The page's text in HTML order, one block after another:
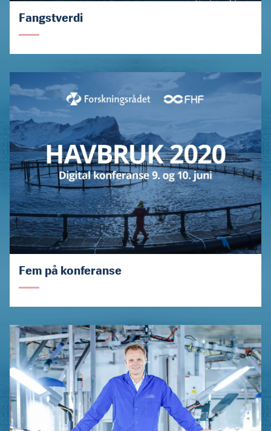
Fangstverdi
Fem på konferanse